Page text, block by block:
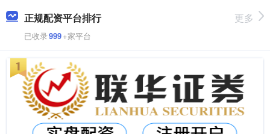
正规配资平台排行
已收录999+家平台
更多